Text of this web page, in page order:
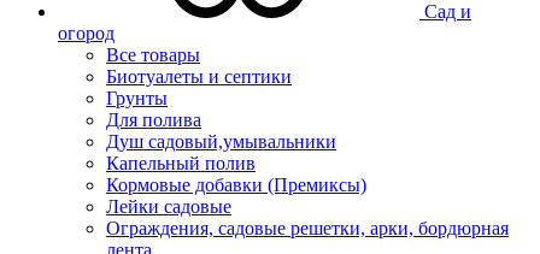
Сад и
огород
Все товары
Биотуалеты и септики
Грунты
Для полива
Душ садовый,умывальники
Капельный полив
Кормовые добавки (Премиксы)
Лейки садовые
Ограждения, садовые решетки, арки, бордюрная
лента